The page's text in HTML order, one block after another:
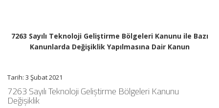
7263 Sayılı Teknoloji Geliştirme Bölgeleri Kanunu ile Bazı
Kanunlarda Değişiklik Yapılmasına Dair Kanun
Tarih: 3 Şubat 2021
7263 Sayılı Teknoloji Geliştirme Bölgeleri Kanunu
Değişiklik